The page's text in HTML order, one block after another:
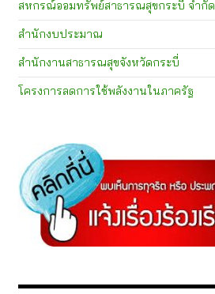
สหกรณ์ออมทรัพย์สาธารณสุขกระบี่ จำกัด
สำนักงบประมาณ
สำนักงานสาธารณสุขจังหวัดกระบี่
โครงการลดการใช้พลังงานในภาครัฐ